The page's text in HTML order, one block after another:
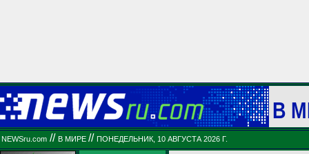
В
NEWSru.com // В МИРЕ // ПОНЕДЕЛЬНИК, 10 АВГУСТА 2026 Г.